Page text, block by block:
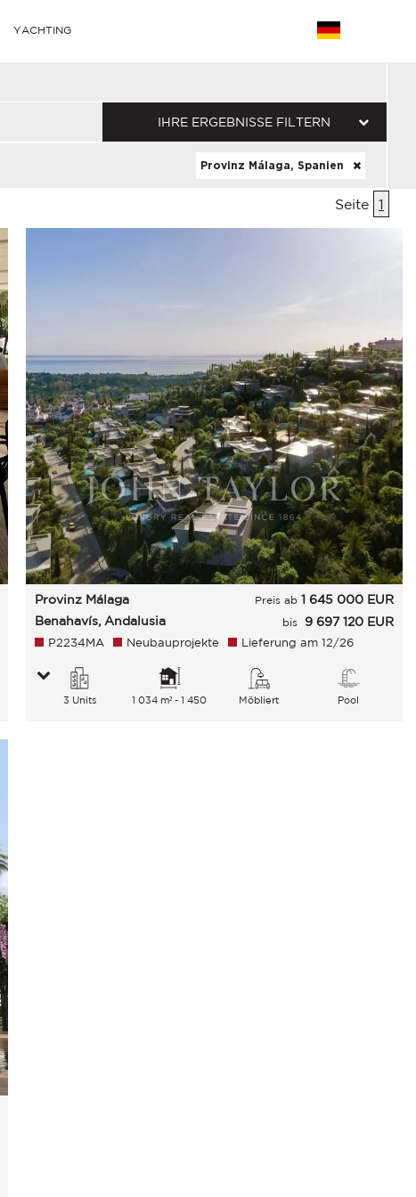
YACHTING
IHRE ERGEBNISSE FILTERN
Provinz Málaga, Spanien
Seite 1
Provinz Málaga
Benahavís, Andalusia
Preis ab 1 645 000 EUR
bis 9 697 120 EUR
P2234MA Neubauprojekte Lieferung am 12/26
3 Units
1 034 m² - 1 450
Möbliert Pool